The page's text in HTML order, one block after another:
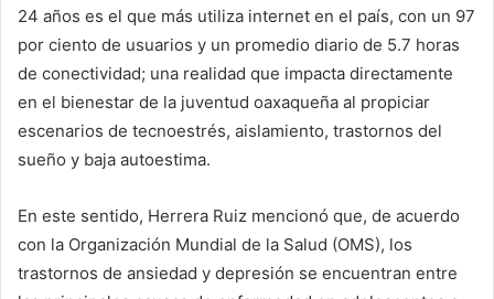
24 años es el que más utiliza internet en el país, con un 97
por ciento de usuarios y un promedio diario de 5.7 horas
de conectividad; una realidad que impacta directamente
en el bienestar de la juventud oaxaqueña al propiciar
escenarios de tecnoestrés, aislamiento, trastornos del
sueño y baja autoestima.
En este sentido, Herrera Ruiz mencionó que, de acuerdo
con la Organización Mundial de la Salud (OMS), los
trastornos de ansiedad y depresión se encuentran entre